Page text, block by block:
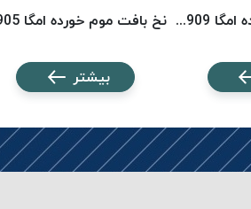
نخ بافت موم خورده امگا 2909 (500 متری) OMEGA
بیشتر